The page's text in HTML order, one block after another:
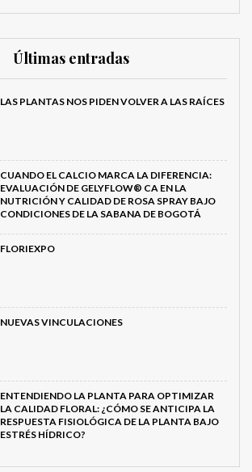
Últimas entradas
LAS PLANTAS NOS PIDEN VOLVER A LAS RAÍCES
CUANDO EL CALCIO MARCA LA DIFERENCIA:
EVALUACIÓN DE GELYFLOW® CA EN LA
NUTRICIÓN Y CALIDAD DE ROSA SPRAY BAJO
CONDICIONES DE LA SABANA DE BOGOTÁ
FLORIEXPO
NUEVAS VINCULACIONES
ENTENDIENDO LA PLANTA PARA OPTIMIZAR
LA CALIDAD FLORAL: ¿CÓMO SE ANTICIPA LA
RESPUESTA FISIOLÓGICA DE LA PLANTA BAJO
ESTRÉS HÍDRICO?